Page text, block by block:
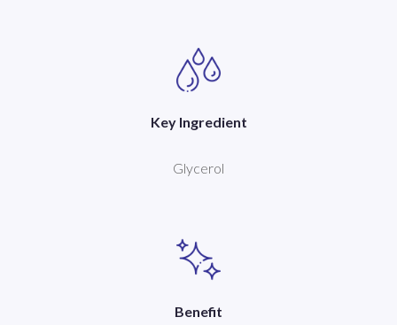
Key Ingredient
Glycerol
Benefit